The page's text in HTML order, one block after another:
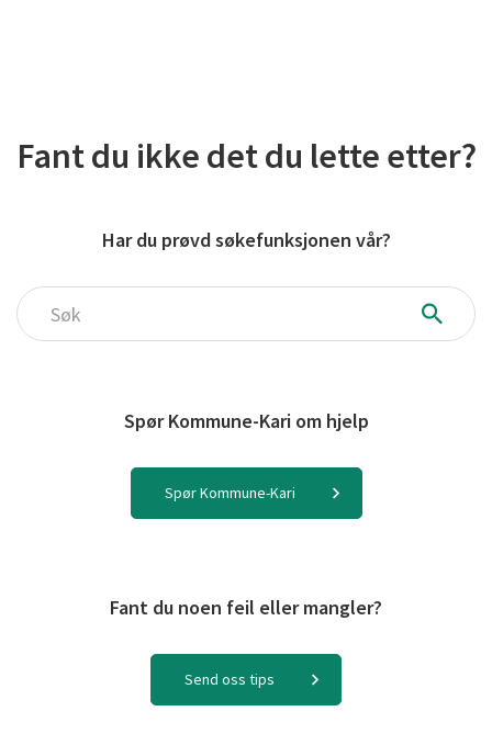
Fant du ikke det du lette etter?
Har du prøvd søkefunksjonen vår?
Søk
Spør Kommune-Kari om hjelp
Spør Kommune-Kari
Fant du noen feil eller mangler?
Send oss tips